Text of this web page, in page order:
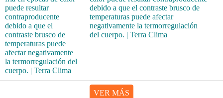
debido a que el contraste brusco de
temperaturas puede afectar
negativamente la termorregulación
del cuerpo. | Terra Clima
VER MÁS